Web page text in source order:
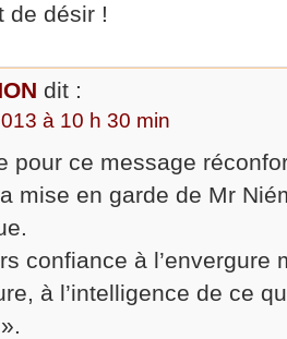
de désir !
dit :
à 10 h 30 min
pour ce message
mise en garde de Mr
confiance à l’envergure
à l’intelligence de ce